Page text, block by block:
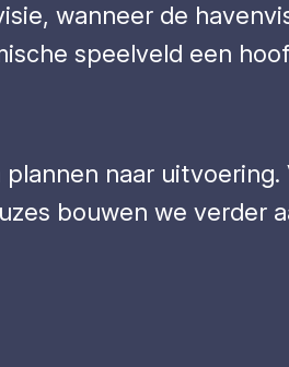
wanneer de
speelveld een
naar
bouwen we verder